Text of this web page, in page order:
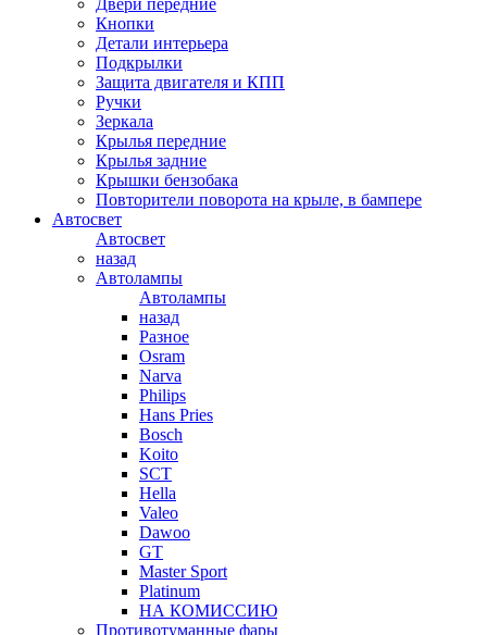
Двери передние
Кнопки
Детали интерьера
Подкрылки
Защита двигателя и КПП
Ручки
Зеркала
Крылья передние
Крылья задние
Крышки бензобака
Повторители поворота на крыле, в бампере
Автосвет
Автосвет
назад
Автолампы
Автолампы
назад
Разное
Osram
Narva
Philips
Hans Pries
Bosch
Koito
SCT
Hella
Valeo
Dawoo
GT
Master Sport
Platinum
НА КОМИССИЮ
Противотуманные фары